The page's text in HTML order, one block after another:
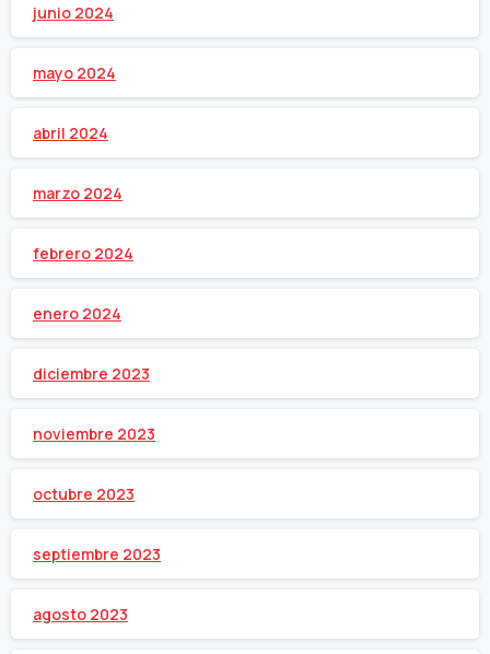
junio 2024
mayo 2024
abril 2024
marzo 2024
febrero 2024
enero 2024
diciembre 2023
noviembre 2023
octubre 2023
septiembre 2023
agosto 2023